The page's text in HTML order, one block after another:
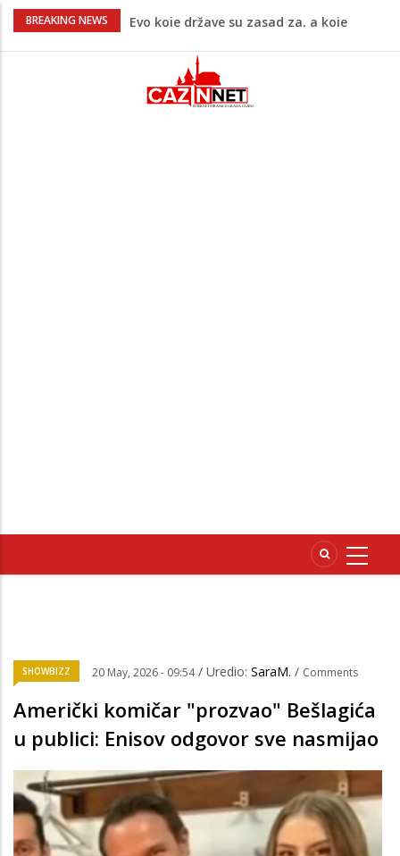
BREAKING NEWS
Evo koje države su zasad za, a koje
Hrvatska se izjasnile
Majka Izeta Nanića progovorila nakon
obilježavanja godišnjice: "Doživjela sam
SHOWBIZZ 20 May, 2026 - 09:54 / Uredio: SaraM. / Comments
Američki komičar "prozvao" Bešlagića
u publici: Enisov odgovor sve nasmijao